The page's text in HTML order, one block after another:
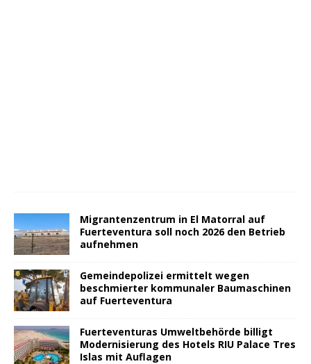
Migrantenzentrum in El Matorral auf
Fuerteventura soll noch 2026 den Betrieb
aufnehmen
Gemeindepolizei ermittelt wegen
beschmierter kommunaler Baumaschinen
auf Fuerteventura
Fuerteventuras Umweltbehörde billigt
Modernisierung des Hotels RIU Palace Tres
Islas mit Auflagen